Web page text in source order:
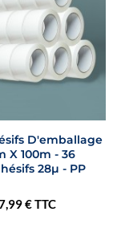
D'emballage
X 100m - 36
28µ - PP
€ TTC